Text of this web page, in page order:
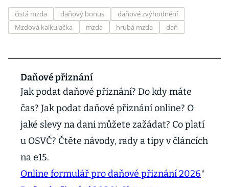
čistá mzda daňový bonus
daňové zvýhodnění
Mzdová kalkulačka
mzda hrubá mzda daň
Daňové přiznání
Jak podat daňové přiznání? Do kdy máte
čas? Jak podat daňové přiznání online? O
jaké slevy na dani můžete zažádat? Co platí
u OSVČ? Čtěte návody, rady a tipy v článcích
na e15.
Online formulář pro daňové přiznání 2026*